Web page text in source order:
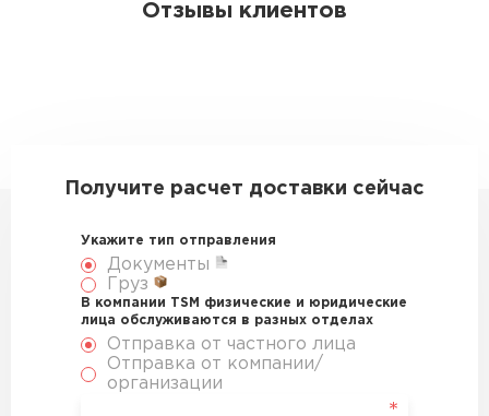
Отзывы клиентов
Получите расчет доставки сейчас
Укажите тип отправления
Документы
Груз
В компании TSM физические и юридические
лица обслуживаются в разных отделах
Отправка от частного лица
Отправка от компании/
организации